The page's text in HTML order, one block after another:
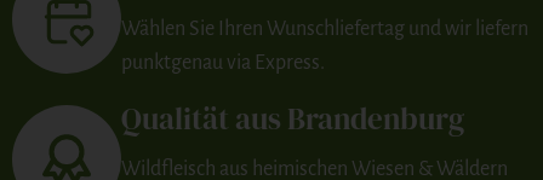
Wählen Sie Ihren Wunschliefertag und wir liefern
punktgenau via Express.
Qualität aus Brandenburg
Wildfleisch aus heimischen Wiesen & Wäldern